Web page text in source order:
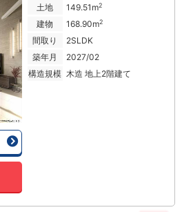
土地
149.51m2
建物 168.90m2
間取り
2SLDK
築年月
2027/02
構造規模 木造 地上2階建て